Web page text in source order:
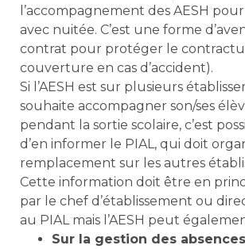
l’accompagnement des AESH
avec nuitée. C’est une forme
contrat pour protéger le
couverture en cas d’accident).
Si l’AESH est sur plusieurs
souhaite accompagner son/ses
pendant la sortie scolaire, c’est
d’en informer le PIAL, qui doit
remplacement sur les autres
Cette information doit être en
par le chef d’établissement ou
au PIAL mais l’AESH peut
Sur la gestion des